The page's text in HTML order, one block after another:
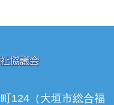
124（大垣市総合福